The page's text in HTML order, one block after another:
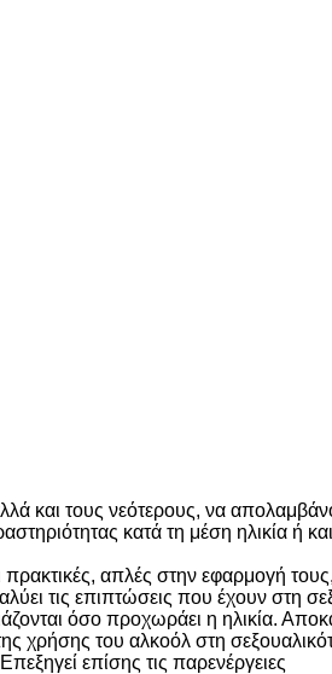
και τους νεότερους, να
κατά τη μέση ηλικία ή
απλές στην εφαρμογή
τις επιπτώσεις που έχουν στη
όσο προχωράει η ηλικία.
χρήσης του αλκοόλ στη
επίσης τις παρενέργειες